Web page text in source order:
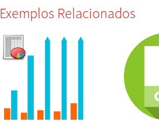
Exemplos Relacionados